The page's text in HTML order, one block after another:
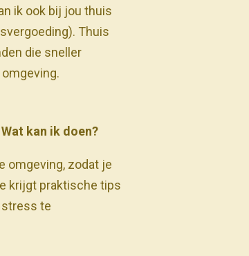
ik ook bij jou thuis
Thuis
die sneller
kan ik doen?
omgeving, zodat je
krijgt praktische tips
te